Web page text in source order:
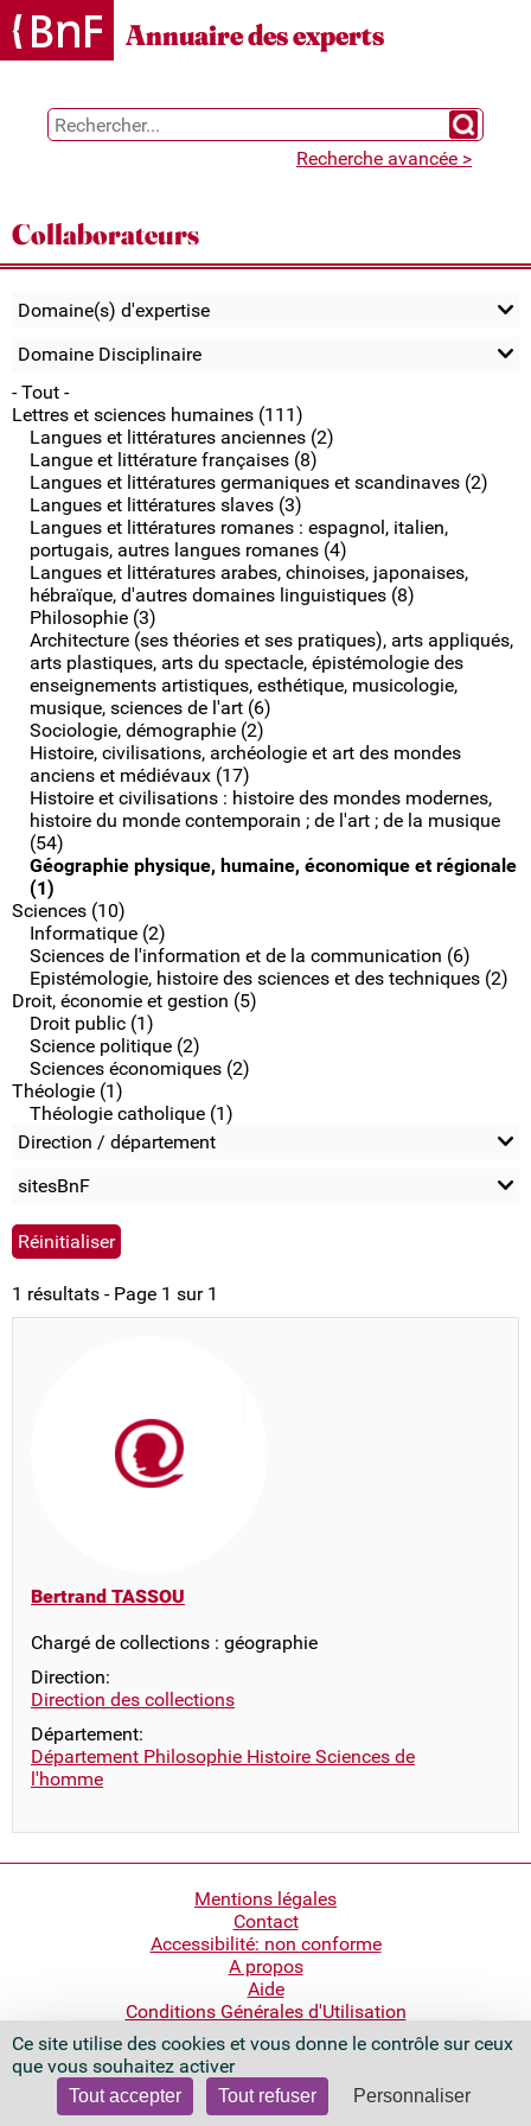
Gestion des cookies
Ce site utilise des cookies et vous donne le contrôle sur ceux
que vous souhaitez activer
Tout accepter Tout refuser Personnaliser
Annuaire des experts
Chercher
Recherche avancée >
Collaborateurs
Domaine(s) d'expertise
Domaine Disciplinaire
- Tout -
Lettres et sciences humaines (111)
Langues et littératures anciennes (2)
Langue et littérature françaises (8)
Langues et littératures germaniques et scandinaves (2)
Langues et littératures slaves (3)
Langues et littératures romanes : espagnol, italien,
portugais, autres langues romanes (4)
Langues et littératures arabes, chinoises, japonaises,
hébraïque, d'autres domaines linguistiques (8)
Philosophie (3)
Architecture (ses théories et ses pratiques), arts appliqués,
arts plastiques, arts du spectacle, épistémologie des
enseignements artistiques, esthétique, musicologie,
musique, sciences de l'art (6)
Sociologie, démographie (2)
Histoire, civilisations, archéologie et art des mondes
anciens et médiévaux (17)
Histoire et civilisations : histoire des mondes modernes,
histoire du monde contemporain ; de l'art ; de la musique
(54)
Géographie physique, humaine, économique et régionale
(1)
Sciences (10)
Informatique (2)
Sciences de l'information et de la communication (6)
Epistémologie, histoire des sciences et des techniques (2)
Droit, économie et gestion (5)
Droit public (1)
Science politique (2)
Sciences économiques (2)
Théologie (1)
Théologie catholique (1)
Direction / département
sitesBnF
1 résultats - Page 1 sur 1
Bertrand TASSOU
Chargé de collections : géographie
Direction:
Direction des collections
Département:
Département Philosophie Histoire Sciences de
l'homme
Mentions légales
Contact
Accessibilité: non conforme
A propos
Aide
Conditions Générales d'Utilisation
Bibliothèque nationale de France
Quai François Mauriac
75706 Paris Cedex 13 - France